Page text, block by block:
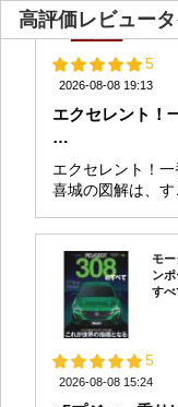
高評価レビュー
2026-08-08 19:13
エクセレント！
…
エクセレント！
喜城の図解は、
モ
ン
す
2026-08-08 15:24